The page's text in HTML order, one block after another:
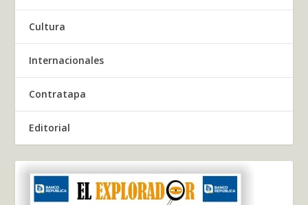
Cultura
Internacionales
Contratapa
Editorial